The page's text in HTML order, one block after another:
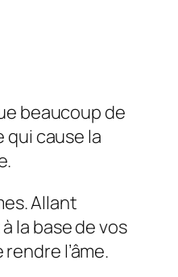
beaucoup de
cause la
Allant
la base de vos
l’âme.